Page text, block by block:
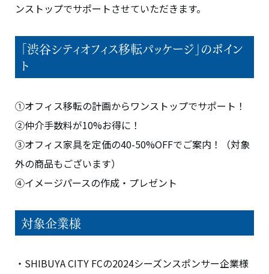
ンストップでサポートさせていただきます。
「渋谷シティオフィス移転パッケージ」のポイン
ト
①オフィス移転の計画からワンストップでサポート！
②仲介手数料が10%お得に！
③オフィス家具を定価の40-50%OFFでご案内！（対象
外の商品もございます）
④イメージパースの作成・プレゼント
対象企業様
・SHIBUYA CITY FCの2024シーズンスポンサー企業様